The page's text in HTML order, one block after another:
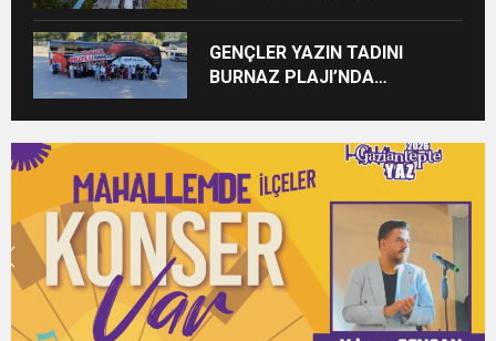
GENÇLER YAZIN TADINI
BURNAZ PLAJI’NDA